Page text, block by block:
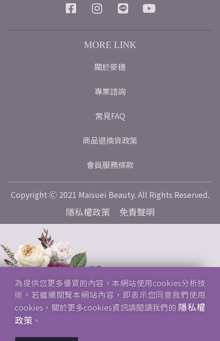
MORE LINK
關於麥穗
專業諮詢
常見FAQ
商品退換貨政策
會員服務條款
Copyright Ⓒ 2021 Maisuei Beauty. All Rights Reserved.
隱私權政策 免責聲明
為提供您更多優質的內容，本網站使用cookies分析技
術。若繼續閱覽本網站內容，即表示您同意我們使用
cookies，關於更多cookies資訊請閱讀我們的 隱私權
政策 。